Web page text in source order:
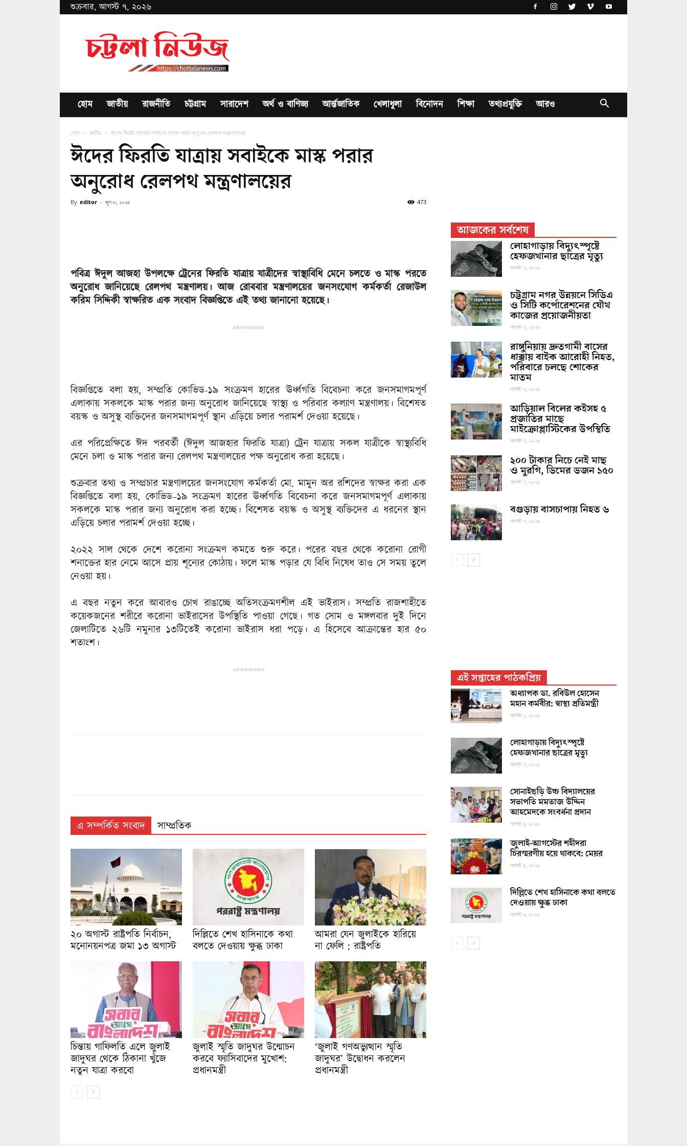
শুক্রবার, আগস্ট ৭, ২০২৬
Chottala
News
হোম জাতীয় রাজনীতি চট্টগ্রাম সারাদেশ অর্থ ও বাণিজ্য আর্ন্তজাতিক খেলাধুলা বিনোদন শিক্ষা তথ্যপ্রযুক্তি আরও
হোম জাতীয় ঈদের ফিরতি যাত্রায় সবাইকে মাস্ক পরার অনুরোধ রেলপথ মন্ত্রণালয়ের
ঈদের ফিরতি যাত্রায় সবাইকে মাস্ক পরার
অনুরোধ রেলপথ মন্ত্রণালয়ের
By editor - জুন ৮, ২০২৫ 473
পবিত্র ঈদুল আজহা উপলক্ষে ট্রেনের ফিরতি যাত্রায় যাত্রীদের স্বাস্থ্যবিধি মেনে চলতে ও মাস্ক পরতে
অনুরোধ জানিয়েছে রেলপথ মন্ত্রণালয়। আজ রোববার মন্ত্রণালয়ের জনসংযোগ কর্মকর্তা রেজাউল
করিম সিদ্দিকী স্বাক্ষরিত এক সংবাদ বিজ্ঞপ্তিতে এই তথ্য জানানো হয়েছে।
Advertisement
বিজ্ঞপ্তিতে বলা হয়, সম্প্রতি কোভিড-১৯ সংক্রমণ হারের ঊর্ধ্বগতি বিবেচনা করে জনসমাগমপূর্ণ
এলাকায় সকলকে মাস্ক পরার জন্য অনুরোধ জানিয়েছে স্বাস্থ্য ও পরিবার কল্যাণ মন্ত্রণালয়। বিশেষত
বয়স্ক ও অসুস্থ ব্যক্তিদের জনসমাগমপূর্ণ স্থান এড়িয়ে চলার পরামর্শ দেওয়া হয়েছে।
এর পরিপ্রেক্ষিতে ঈদ পরবর্তী (ঈদুল আজহার ফিরতি যাত্রা) ট্রেন যাত্রায় সকল যাত্রীকে স্বাস্থ্যবিধি
মেনে চলা ও মাস্ক পরার জন্য রেলপথ মন্ত্রণালয়ের পক্ষ অনুরোধ করা হয়েছে।
শুক্রবার তথ্য ও সম্প্রচার মন্ত্রণালয়ের জনসংযোগ কর্মকর্তা মো. মামুন অর রশিদের স্বাক্ষর করা এক
বিজ্ঞপ্তিতে বলা হয়, কোভিড–১৯ সংক্রমণ হারের ঊর্ধ্বগতি বিবেচনা করে জনসমাগমপূর্ণ এলাকায়
সকলকে মাস্ক পরার জন্য অনুরোধ করা হচ্ছে। বিশেষত বয়স্ক ও অসুস্থ ব্যক্তিদের এ ধরনের স্থান
এড়িয়ে চলার পরামর্শ দেওয়া হচ্ছে।
২০২২ সাল থেকে দেশে করোনা সংক্রমণ কমতে শুরু করে। পরের বছর থেকে করোনা রোগী
শনাক্তের হার নেমে আসে প্রায় শূন্যের কোঠায়। ফলে মাস্ক পড়ার যে বিধি নিষেধ তাও সে সময় তুলে
নেওয়া হয়।
এ বছর নতুন করে আবারও চোখ রাঙাচ্ছে অতিসংক্রমণশীল এই ভাইরাস। সম্প্রতি রাজশাহীতে
কয়েকজনের শরীরে করোনা ভাইরাসের উপস্থিতি পাওয়া গেছে। গত সোম ও মঙ্গলবার দুই দিনে
জেলাটিতে ২৬টি নমুনার ১৩টিতেই করোনা ভাইরাস ধরা পড়ে। এ হিসেবে আক্রান্তের হার ৫০
শতাংশ।
Advertisement
এ সম্পর্কিত সংবাদ সাম্প্রতিক
২০ অগাস্ট রাষ্ট্রপতি নির্বাচন,
মনোনয়নপত্র জমা ১৩ অগাস্ট
দিল্লিতে শেখ হাসিনাকে কথা
বলতে দেওয়ায় ক্ষুব্ধ ঢাকা
আমরা যেন জুলাইকে হারিয়ে
না ফেলি : রাষ্ট্রপতি
চিন্তায় গাফিলতি এলে জুলাই
জাদুঘর থেকে ঠিকানা খুঁজে
নতুন যাত্রা করবো
জুলাই স্মৃতি জাদুঘর উন্মোচন
করবে ফ্যাসিবাদের মুখোশ:
প্রধানমন্ত্রী
‘জুলাই গণঅভ্যুত্থান স্মৃতি
জাদুঘর’ উদ্বোধন করলেন
প্রধানমন্ত্রী
আজকের সর্বশেষ
লোহাগাড়ায় বিদ্যুৎস্পৃষ্টে
হেফজখানার ছাত্রের মৃত্যু
আগস্ট ৭, ২০২৬
চট্টগ্রাম নগর উন্নয়নে সিডিএ
ও সিটি কর্পোরেশনের যৌথ
কাজের প্রয়োজনীয়তা
আগস্ট ৭, ২০২৬
রাঙ্গুনিয়ায় দ্রুতগামী বাসের
ধাক্কায় বাইক আরোহী নিহত,
পরিবারে চলছে শোকের
মাতম
আগস্ট ৭, ২০২৬
আড়িয়াল বিলের কইসহ ৫
প্রজাতির মাছে
মাইক্রোপ্লাস্টিকের উপস্থিতি
আগস্ট ৭, ২০২৬
২০০ টাকার নিচে নেই মাছ
ও মুরগি, ডিমের ডজন ১৫০
আগস্ট ৭, ২০২৬
বগুড়ায় বাসচাপায় নিহত ৬
আগস্ট ৭, ২০২৬
এই সপ্তাহের পাঠকপ্রিয়
অধ্যাপক ডা. রবিউল হোসেন
মহান কর্মবীর: স্বাস্থ্য প্রতিমন্ত্রী
আগস্ট ১, ২০২৬
লোহাগাড়ায় বিদ্যুৎস্পৃষ্টে
হেফজখানার ছাত্রের মৃত্যু
আগস্ট ৭, ২০২৬
সোনাইছড়ি উচ্চ বিদ্যালয়ের
সভাপতি মমতাজ উদ্দিন
আহমেদকে সংবর্ধনা প্রদান
আগস্ট ৪, ২০২৬
জুলাই-আগস্টের শহীদরা
চিরস্মরণীয় হয়ে থাকবে: মেয়র
আগস্ট ৫, ২০২৬
দিল্লিতে শেখ হাসিনাকে কথা বলতে
দেওয়ায় ক্ষুব্ধ ঢাকা
আগস্ট ৬, ২০২৬